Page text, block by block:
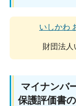
いしかわ
財団法人
マイナンバ
保護評価書